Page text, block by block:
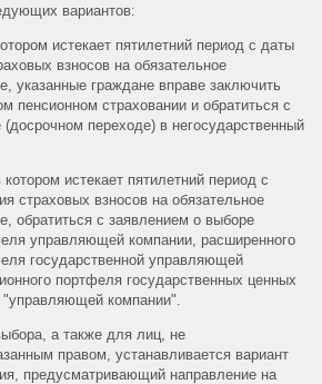
вариантов:
истекает пятилетний период с даты
взносов на обязательное
указанные граждане вправе заключить
пенсионном страховании и обратиться с
переходе) в негосударственный
истекает пятилетний период с
страховых взносов на обязательное
обратиться с заявлением о выборе
управляющей компании, расширенного
государственной управляющей
портфеля государственных ценных
"управляющей компании".
а также для лиц, не
правом, устанавливается вариант
предусматривающий направление на